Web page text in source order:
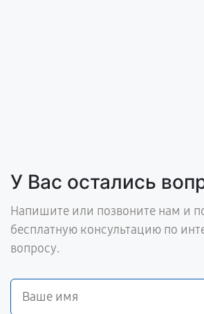
У Вас остались
Напишите или позвоните нам и
бесплатную консультацию по
вопросу.